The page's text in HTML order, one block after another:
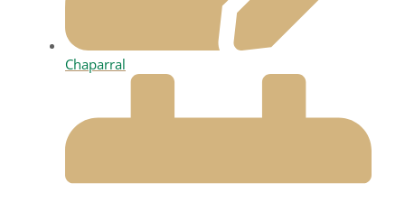
Chaparral